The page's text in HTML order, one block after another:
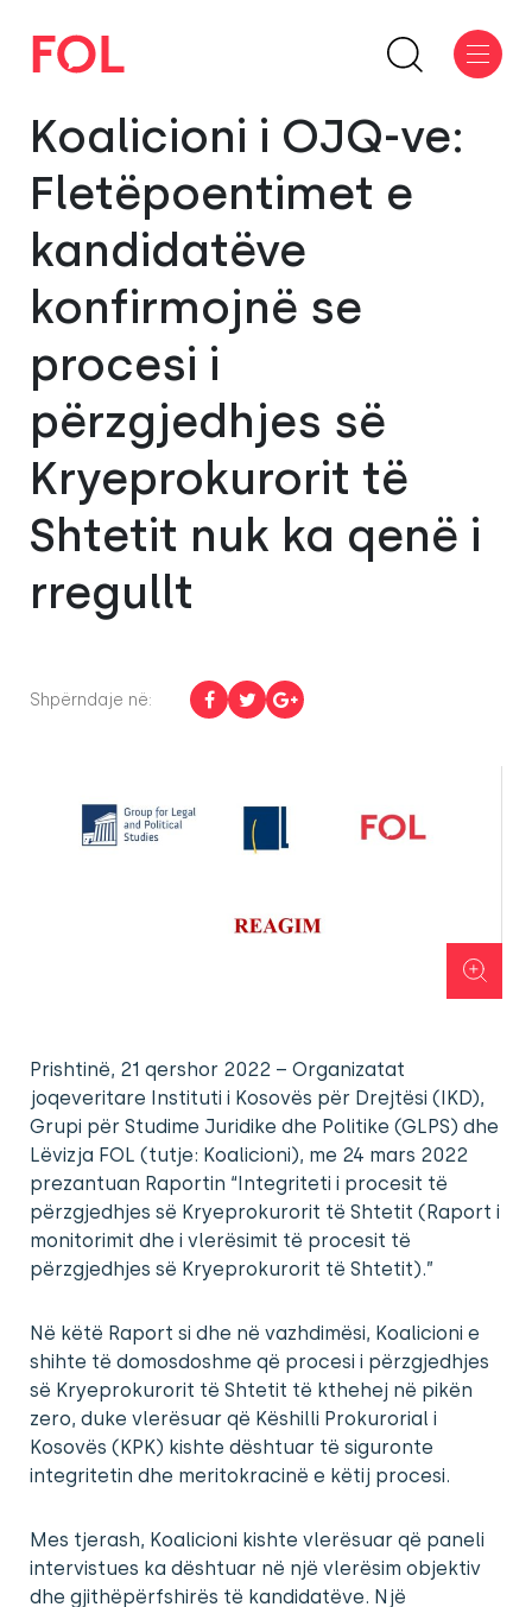
Koalicioni i OJQ-ve:
Fletëpoentimet e
kandidatëve
konfirmojnë se
procesi i
përzgjedhjes së
Kryeprokurorit të
Shtetit nuk ka qenë i
rregullt
Shpërndaje në:
Prishtinë, 21 qershor 2022 – Organizatat
joqeveritare Instituti i Kosovës për Drejtësi (IKD),
Grupi për Studime Juridike dhe Politike (GLPS) dhe
Lëvizja FOL (tutje: Koalicioni), me 24 mars 2022
prezantuan Raportin “Integriteti i procesit të
përzgjedhjes së Kryeprokurorit të Shtetit (Raport i
monitorimit dhe i vlerësimit të procesit të
përzgjedhjes së Kryeprokurorit të Shtetit).”
Në këtë Raport si dhe në vazhdimësi, Koalicioni e
shihte të domosdoshme që procesi i përzgjedhjes
së Kryeprokurorit të Shtetit të kthehej në pikën
zero, duke vlerësuar që Këshilli Prokurorial i
Kosovës (KPK) kishte dështuar të siguronte
integritetin dhe meritokracinë e këtij procesi.
Mes tjerash, Koalicioni kishte vlerësuar që paneli
intervistues ka dështuar në një vlerësim objektiv
dhe gjithëpërfshirës të kandidatëve. Një